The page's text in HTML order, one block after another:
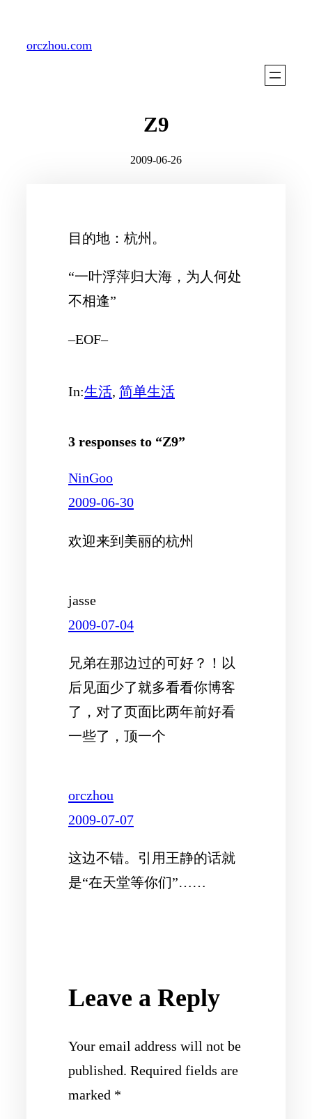
orczhou.com
Z9
2009-06-26
目的地：杭州。
“一叶浮萍归大海，为人何处
不相逢”
–EOF–
In:生活, 简单生活
3 responses to “Z9”
NinGoo
2009-06-30
欢迎来到美丽的杭州
jasse
2009-07-04
兄弟在那边过的可好？！以
后见面少了就多看看你博客
了，对了页面比两年前好看
一些了，顶一个
orczhou
2009-07-07
这边不错。引用王静的话就
是“在天堂等你们”……
Leave a Reply
Your email address will not be
published. Required fields are
marked *